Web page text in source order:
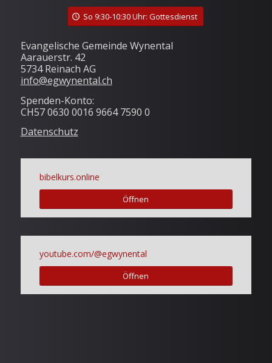
So 9:30-10:30 Uhr: Gottesdienst
Evangelische Gemeinde Wynental
Aarauerstr. 42
5734 Reinach AG
info@egwynental.ch
Spenden-Konto:
CH57 0630 0016 9664 7590 0
Datenschutz
bibelkurs.online
Öffnen
youtube.com/@egwynental
Öffnen